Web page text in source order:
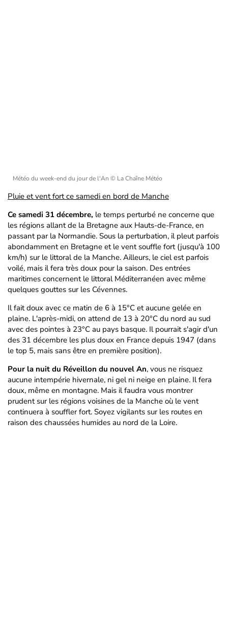
Météo du week-end du jour de l'An © La Chaîne Météo
Pluie et vent fort ce samedi en bord de Manche
Ce samedi 31 décembre, le temps perturbé ne concerne que
les régions allant de la Bretagne aux Hauts-de-France, en
passant par la Normandie. Sous la perturbation, il pleut parfois
abondamment en Bretagne et le vent souffle fort (jusqu'à 100
km/h) sur le littoral de la Manche. Ailleurs, le ciel est parfois
voilé, mais il fera très doux pour la saison. Des entrées
maritimes concernent le littoral Méditerranéen avec même
quelques gouttes sur les Cévennes.
Il fait doux avec ce matin de 6 à 15°C et aucune gelée en
plaine. L'après-midi, on attend de 13 à 20°C du nord au sud
avec des pointes à 23°C au pays basque. Il pourrait s'agir d'un
des 31 décembre les plus doux en France depuis 1947 (dans
le top 5, mais sans être en première position).
Pour la nuit du Réveillon du nouvel An, vous ne risquez
aucune intempérie hivernale, ni gel ni neige en plaine. Il fera
doux, même en montagne. Mais il faudra vous montrer
prudent sur les régions voisines de la Manche où le vent
continuera à souffler fort. Soyez vigilants sur les routes en
raison des chaussées humides au nord de la Loire.